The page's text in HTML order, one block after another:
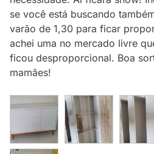
se você está buscando
varão de 1,30 para ficar
achei uma no mercado livre
ficou desproporcional. Boa
mamães!